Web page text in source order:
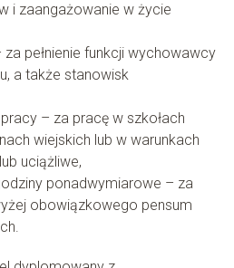
i zaangażowanie w życie
pełnienie funkcji wychowawcy
a także stanowisk
– za pracę w szkołach
wiejskich lub w warunkach
uciążliwe,
ponadwymiarowe – za
obowiązkowego pensum